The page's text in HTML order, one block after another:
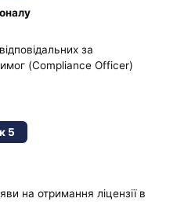
за
(Compliance Officer)
5
на отримання ліцензії в